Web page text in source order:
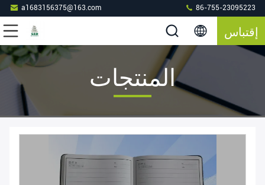
a1683156375@163.com 86-755-23095223
إقتباس
المنتجات